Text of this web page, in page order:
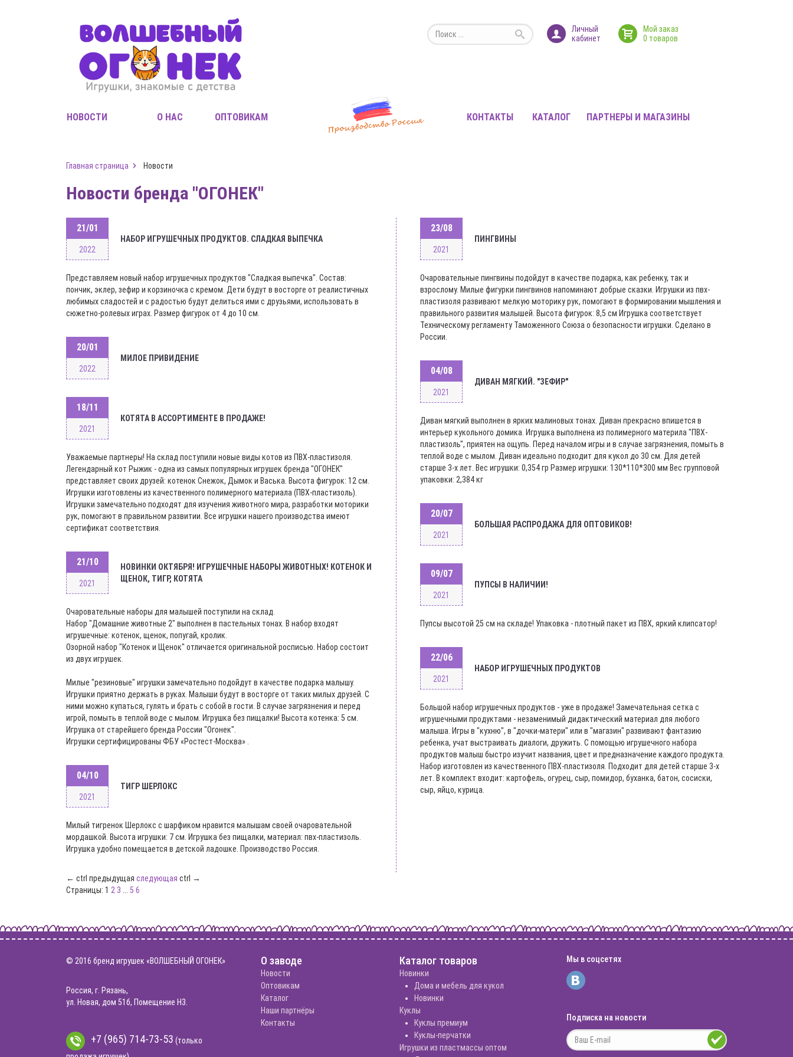
Личный
кабинет
Мой заказ
0 товаров
НОВОСТИ О НАС ОПТОВИКАМ КОНТАКТЫ КАТАЛОГ ПАРТНЕРЫ И МАГАЗИНЫ
Главная страница Новости
Новости бренда "ОГОНЕК"
21/01
2022
НАБОР ИГРУШЕЧНЫХ ПРОДУКТОВ. СЛАДКАЯ ВЫПЕЧКА
Представляем новый набор игрушечных продуктов "Сладкая выпечка". Состав:
пончик, эклер, зефир и корзиночка с кремом. Дети будут в восторге от реалистичных
любимых сладостей и с радостью будут делиться ими с друзьями, использовать в
сюжетно-ролевых играх. Размер фигурок от 4 до 10 см.
20/01
2022
МИЛОЕ ПРИВИДЕНИЕ
18/11
2021
КОТЯТА В АССОРТИМЕНТЕ В ПРОДАЖЕ!
Уважаемые партнеры! На склад поступили новые виды котов из ПВХ-пластизоля.
Легендарный кот Рыжик - одна из самых популярных игрушек бренда "ОГОНЕК"
представляет своих друзей: котенок Снежок, Дымок и Васька. Высота фигурок: 12 см.
Игрушки изготовлены из качественного полимерного материала (ПВХ-пластизоль).
Игрушки замечательно подходят для изучения животного мира, разработки моторики
рук, помогают в правильном развитии. Все игрушки нашего производства имеют
сертификат соответствия.
21/10
2021
НОВИНКИ ОКТЯБРЯ! ИГРУШЕЧНЫЕ НАБОРЫ ЖИВОТНЫХ! КОТЕНОК И
ЩЕНОК, ТИГР, КОТЯТА
Очаровательные наборы для малышей поступили на склад.
Набор "Домашние животные 2" выполнен в пастельных тонах. В набор входят
игрушечные: котенок, щенок, попугай, кролик.
Озорной набор "Котенок и Щенок" отличается оригинальной росписью. Набор состоит
из двух игрушек.
Милые "резиновые" игрушки замечательно подойдут в качестве подарка малышу.
Игрушки приятно держать в руках. Малыши будут в восторге от таких милых друзей. С
ними можно купаться, гулять и брать с собой в гости. В случае загрязнения и перед
игрой, помыть в теплой воде с мылом. Игрушка без пищалки! Высота котенка: 5 см.
Игрушка от старейшего бренда России "Огонек".
Игрушки сертифицированы ФБУ «Ростест-Москва» .
04/10
2021
ТИГР ШЕРЛОКС
Милый тигренок Шерлокс с шарфиком нравится малышам своей очаровательной
мордашкой. Высота игрушки: 7 см. Игрушка без пищалки, материал: пвх-пластизоль.
Игрушка удобно помещается в детской ладошке. Производство Россия.
23/08
2021
ПИНГВИНЫ
Очаровательные пингвины подойдут в качестве подарка, как ребенку, так и
взрослому. Милые фигурки пингвинов напоминают добрые сказки. Игрушки из пвх-
пластизоля развивают мелкую моторику рук, помогают в формировании мышления и
правильного развития малышей. Высота фигурок: 8,5 см Игрушка соответствует
Техническому регламенту Таможенного Союза о безопасности игрушки. Сделано в
России.
04/08
2021
ДИВАН МЯГКИЙ. "ЗЕФИР"
Диван мягкий выполнен в ярких малиновых тонах. Диван прекрасно впишется в
интерьер кукольного домика. Игрушка выполнена из полимерного материла "ПВХ-
пластизоль", приятен на ощупь. Перед началом игры и в случае загрязнения, помыть в
теплой воде с мылом. Диван идеально подходит для кукол до 30 см. Для детей
старше 3-х лет. Вес игрушки: 0,354 гр Размер игрушки: 130*110*300 мм Вес групповой
упаковки: 2,384 кг
20/07
2021
БОЛЬШАЯ РАСПРОДАЖА ДЛЯ ОПТОВИКОВ!
09/07
2021
ПУПСЫ В НАЛИЧИИ!
Пупсы высотой 25 см на складе! Упаковка - плотный пакет из ПВХ, яркий клипсатор!
22/06
2021
НАБОР ИГРУШЕЧНЫХ ПРОДУКТОВ
Большой набор игрушечных продуктов - уже в продаже! Замечательная сетка с
игрушечными продуктами - незаменимый дидактический материал для любого
малыша. Игры в "кухню", в "дочки-матери" или в "магазин" развивают фантазию
ребенка, учат выстраивать диалоги, дружить. С помощью игрушечного набора
продуктов малыш быстро изучит названия, цвет и предназначение каждого продукта.
Набор изготовлен из качественного ПВХ-пластизоля. Подходит для детей старше 3-х
лет. В комплект входит: картофель, огурец, сыр, помидор, буханка, батон, сосиски,
сыр, яйцо, курица.
← ctrl предыдущая следующая ctrl →
Страницы: 1 2 3 5 6
© 2016 бренд игрушек «ВОЛШЕБНЫЙ ОГОНЕК»
Россия, г. Рязань,
ул. Новая, дом 51б, Помещение Н3.
+7 (965) 714-73-53 (только
Мы в соцсетях
Подписка на новости
О заводе
Новости
Оптовикам
Каталог
Наши партнёры
Контакты
Каталог товаров
Новинки
Дома и мебель для кукол
Новинки
Куклы
Куклы премиум
Куклы-перчатки
Игрушки из пластмассы оптом